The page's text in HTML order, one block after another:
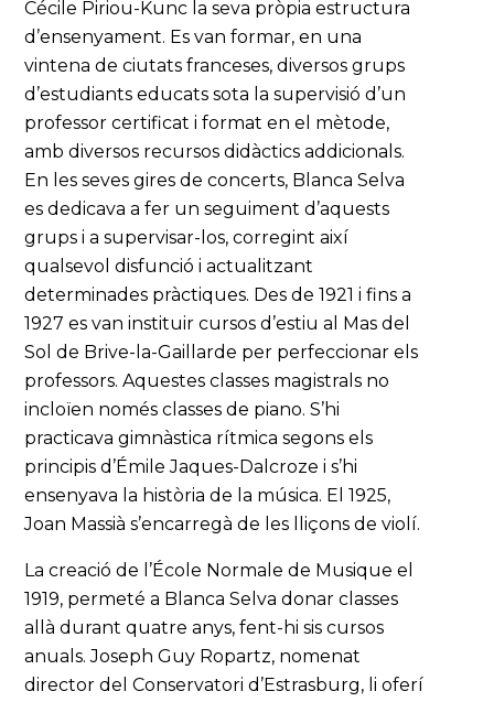
Cécile Piriou-Kunc la seva pròpia estructura
d’ensenyament. Es van formar, en una
vintena de ciutats franceses, diversos grups
d’estudiants educats sota la supervisió d’un
professor certificat i format en el mètode,
amb diversos recursos didàctics addicionals.
En les seves gires de concerts, Blanca Selva
es dedicava a fer un seguiment d’aquests
grups i a supervisar-los, corregint així
qualsevol disfunció i actualitzant
determinades pràctiques. Des de 1921 i fins a
1927 es van instituir cursos d’estiu al Mas del
Sol de Brive-la-Gaillarde per perfeccionar els
professors. Aquestes classes magistrals no
incloïen només classes de piano. S’hi
practicava gimnàstica rítmica segons els
principis d’Émile Jaques-Dalcroze i s’hi
ensenyava la història de la música. El 1925,
Joan Massià s’encarregà de les lliçons de violí.
La creació de l’École Normale de Musique el
1919, permeté a Blanca Selva donar classes
allà durant quatre anys, fent-hi sis cursos
anuals. Joseph Guy Ropartz, nomenat
director del Conservatori d’Estrasburg, li oferí